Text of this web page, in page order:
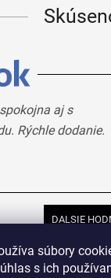
súbory
s ich
aj s
Rýchle dodanie.
DALSIE